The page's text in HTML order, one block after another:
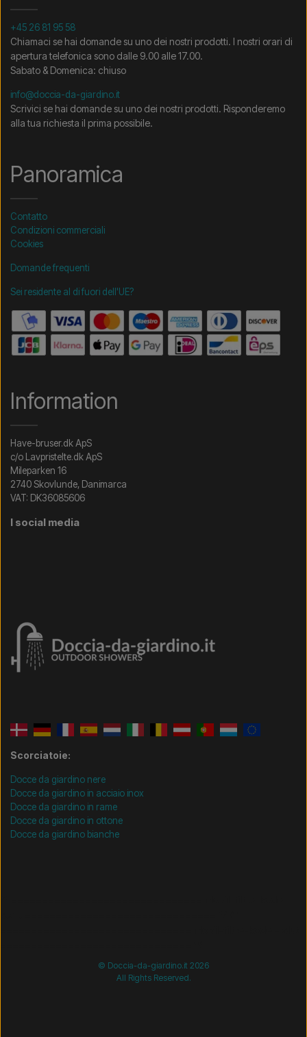
+45 26 81 95 58
Chiamaci se hai domande su uno dei nostri prodotti. I nostri orari di
apertura telefonica sono dalle 9.00 alle 17.00.
Sabato & Domenica: chiuso
info@doccia-da-giardino.it
Scrivici se hai domande su uno dei nostri prodotti. Risponderemo
alla tua richiesta il prima possibile.
Panoramica
Contatto
Condizioni commerciali
Cookies
Domande frequenti
Sei residente al di fuori dell'UE?
Information
Have-bruser.dk ApS
c/o Lavpristelte.dk ApS
Mileparken 16
2740 Skovlunde, Danimarca
VAT: DK36085606
I social media
Scorciatoie:
Docce da giardino nere
Docce da giardino in acciaio inox
Docce da giardino in rame
Docce da giardino in ottone
Docce da giardino bianche
© Doccia-da-giardino.it 2026
All Rights Reserved.